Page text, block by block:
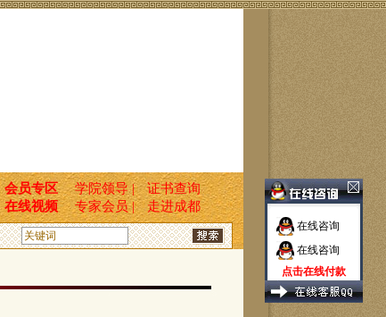
在线咨询
在线咨询
点击在线付款
会员专区 学院领导 |
证书查询
在线视频 专家会员 | 走进成都